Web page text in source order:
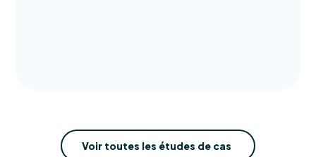
Voir toutes les études de cas